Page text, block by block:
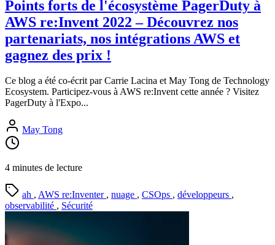
Points forts de l'écosystème PagerDuty à
AWS re:Invent 2022 – Découvrez nos
partenariats, nos intégrations AWS et
gagnez des prix !
Ce blog a été co-écrit par Carrie Lacina et May Tong de Technology
Ecosystem. Participez-vous à AWS re:Invent cette année ? Visitez
PagerDuty à l'Expo...
May Tong
4 minutes de lecture
ah , AWS re:Inventer , nuage , CSOps , développeurs ,
observabilité , Sécurité